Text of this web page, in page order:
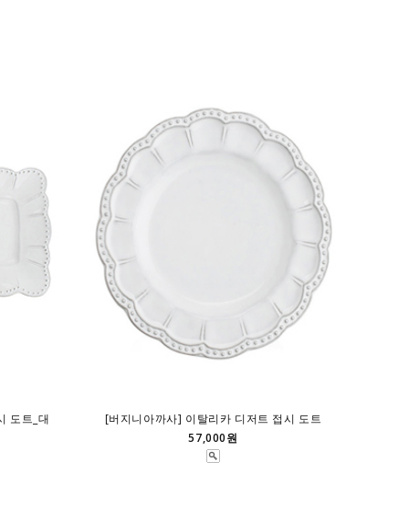
도트_대
[버지니아까사] 이탈리카 디저트 접시 도트
57,000원